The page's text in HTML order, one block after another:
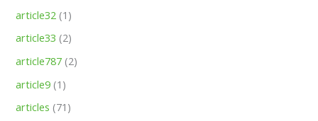
article32 (1)
article33 (2)
article787 (2)
article9 (1)
articles (71)